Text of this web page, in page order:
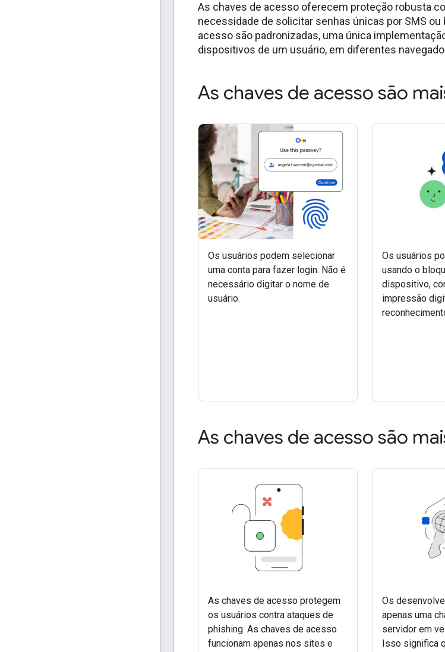
As chaves de acesso oferecem proteção robusta
necessidade de solicitar senhas únicas por SMS
acesso são padronizadas, uma única
dispositivos de um usuário, em diferentes
As chaves de acesso são
Os usuários podem selecionar
uma conta para fazer login. Não é
necessário digitar o nome de
usuário.
Os usuários
usando o
dispositivo,
impressão
As chaves de acesso são
As chaves de acesso protegem
os usuários contra ataques de
phishing. As chaves de acesso
funcionam apenas nos sites e
Os
apenas uma
servidor em
Isso significa